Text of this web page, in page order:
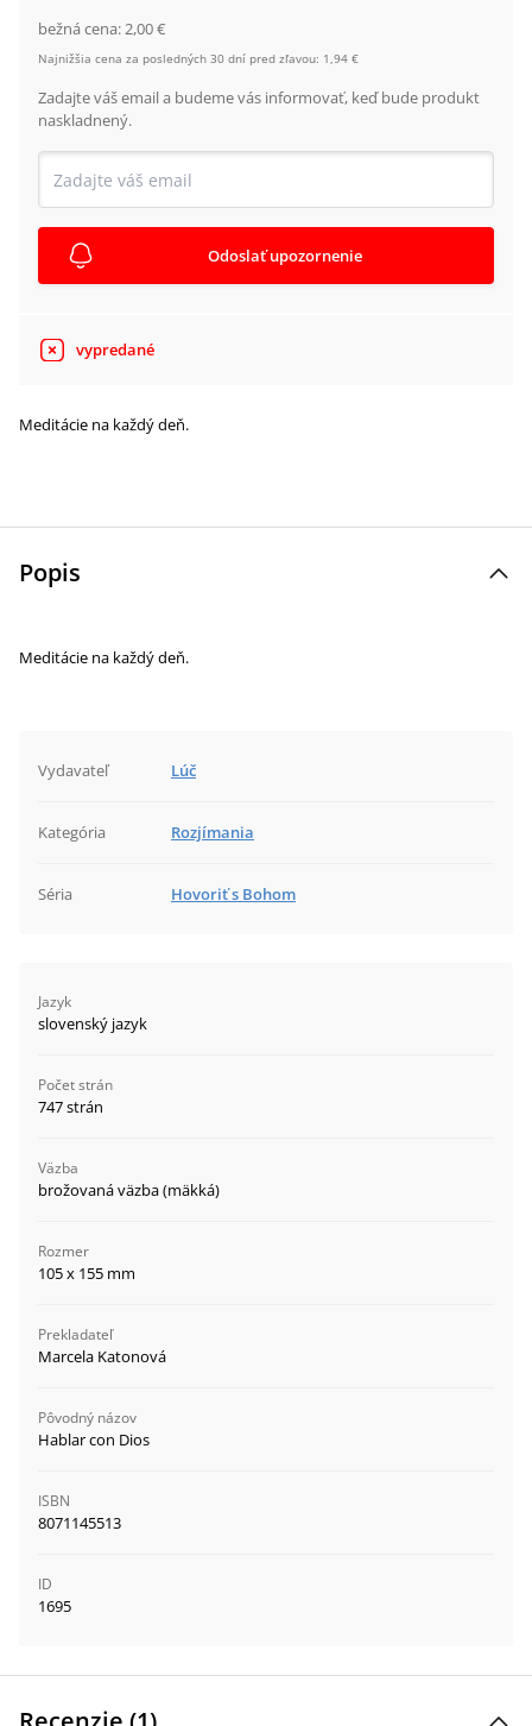
bežná cena:2,00 €
Najnižšia cena za posledných 30 dní pred zľavou: 1,94 €
Zadajte váš email a budeme vás informovať, keď bude produkt
naskladnený.
Odoslať upozornenie
vypredané
Meditácie na každý deň.
Popis
Meditácie na každý deň.
Vydavateľ Lúč
Kategória Rozjímania
Séria Hovoriť s Bohom
Jazyk
slovenský jazyk
Počet strán
747 strán
Väzba
brožovaná väzba (mäkká)
Rozmer
105 x 155 mm
Prekladateľ
Marcela Katonová
Pôvodný názov
Hablar con Dios
ISBN
8071145513
ID
1695